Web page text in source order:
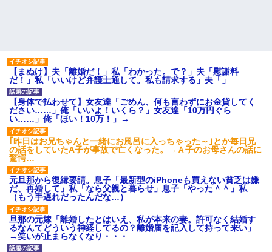
【まぬけ】夫「離婚だ！」私「わかった。で？」夫「慰謝料
だ！」私「いいけど弁護士通して。私も請求する」夫「」
【身体で払わせて】女友達「ごめん、何も言わずにお金貸してく
ださい……」俺「いいよ！いくら？」女友達「10万円ぐら
い……」俺「ほい！10万！」→
｢昨日はお兄ちゃんと一緒にお風呂に入っちゃった～｣とか毎日兄
の話をしていたA子が事故で亡くなった。→Ａ子のお母さんの話に
驚愕…
元旦那から復縁要請。息子「最新型のiPhoneも買えない貧乏は嫌
だ、再婚して」私「なら父親と暮らせ」息子「やった＾＾」私
（もう手遅れだったんだな…）
旦那の元嫁「離婚したとはいえ、私が本来の妻。許可なく結婚す
るなんてどういう神経してるの？離婚届を記入して持って来い」
→笑いが止まらなくなり・・・